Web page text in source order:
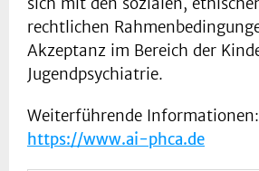
rechtlichen
Akzeptanz im Bereich der
Jugendpsychiatrie.
Weiterführende Informationen:
https://www.ai-phca.de